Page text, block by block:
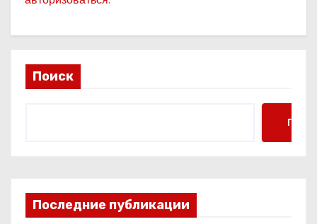
Поиск
Поиск
Последние публикации